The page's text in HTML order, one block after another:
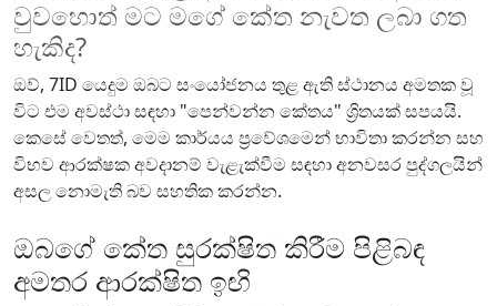
වුවහොත් මට මගේ කේත නැවත ලබා ගත
හැකිද?
ඔව්, 7ID යෙදුම ඔබට සංයෝජනය තුළ ඇති ස්ථානය අමතක වූ
විට එම අවස්ථා සඳහා "පෙන්වන්න කේතය" ශ්‍රිතයක් සපයයි.
කෙසේ වෙතත්, මෙම කාර්යය ප්‍රවේශමෙන් භාවිතා කරන්න සහ
විභව ආරක්ෂක අවදානම් වැළැක්වීම සඳහා අනවසර පුද්ගලයින්
අසල නොමැති බව සහතික කරන්න.
ඔබගේ කේත සුරක්ෂිත කිරීම පිළිබඳ
අමතර ආරක්ෂිත ඉඟි